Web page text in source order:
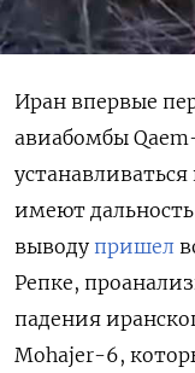
Иран впервые
авиабомбы
имеют
выводу пришел
Репке,
падения
Mohajer-6,